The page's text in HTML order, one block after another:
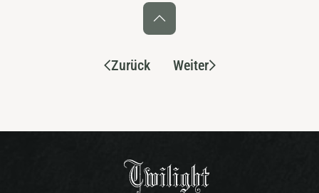
Zurück Weiter